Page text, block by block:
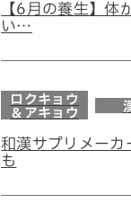
【6月の養生】体
い…
ロクキョウ
＆アキョウ
和漢サプリメーカ
も